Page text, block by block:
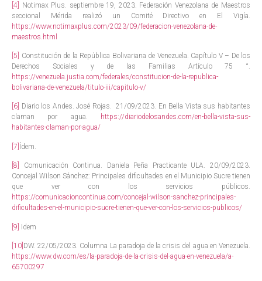
[4]
Notimax Plus. septiembre 19, 2023. Federación Venezolana de Maestros
seccional Mérida realizó un Comité Directivo en El Vigía.
https://www.notimaxplus.com/2023/09/federacion-venezolana-de-
maestros.html
[5]
Constitución de la República Bolivariana de Venezuela. Capítulo V – De los
Derechos Sociales y de las Familias Artículo 75 °.
https://venezuela.justia.com/federales/constitucion-de-la-republica-
bolivariana-de-venezuela/titulo-iii/capitulo-v/
[6] Diario los Andes. José Rojas. 21/09/2023. En Bella Vista sus habitantes
claman por agua. https://diariodelosandes.com/en-bella-vista-sus-
habitantes-claman-por-agua/
[7] Ídem.
[8]
Comunicación Continua. Daniela Peña Practicante ULA. 20/09/2023.
Concejal Wilson Sánchez: Principales dificultades en el Municipio Sucre tienen
que ver con los servicios públicos.
https://comunicacioncontinua.com/concejal-wilson-sanchez-principales-
dificultades-en-el-municipio-sucre-tienen-que-ver-con-los-servicios-publicos/
[9] Idem
[10] DW. 22/05/2023. Columna La paradoja de la crisis del agua en Venezuela.
https://www.dw.com/es/la-paradoja-de-la-crisis-del-agua-en-venezuela/a-
65700297